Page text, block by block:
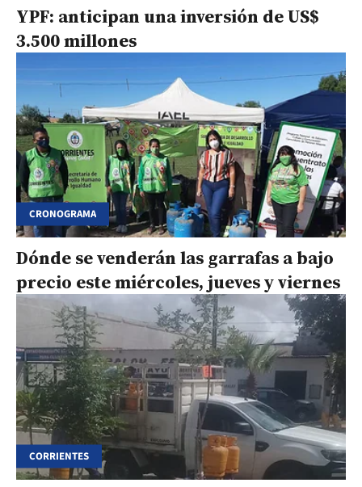
YPF: anticipan una inversión de US$
3.500 millones
CRONOGRAMA
Dónde se venderán las garrafas a bajo
precio este miércoles, jueves y viernes
CORRIENTES